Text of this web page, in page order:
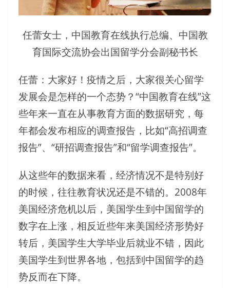
任蕾女士，中国教育在线执行总编、中国教
育国际交流协会出国留学分会副秘书长
任蕾：大家好！疫情之后，大家很关心留学
发展会是怎样的一个态势？“中国教育在线”这
些年来一直在从事教育方面的数据研究，每
年都会发布相应的调查报告，比如“高招调查
报告”、“研招调查报告”和“留学调查报告”。
从这些年的数据来看，经济情况不是特别好
的时候，往往教育状况还是不错的。2008年
美国经济危机以后，美国学生到中国留学的
数字在上涨，相反近些年来美国经济形势好
转后，美国学生大学毕业后就业不错，因此
美国学生到世界各地，包括到中国留学的趋
势反而在下降。